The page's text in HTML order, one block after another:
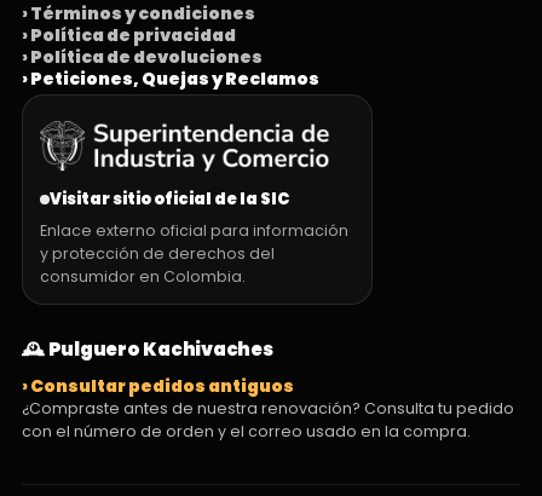
› Términos y condiciones
› Política de privacidad
› Política de devoluciones
› Peticiones, Quejas y Reclamos
Visitar sitio oficial de la SIC
Enlace externo oficial para información
y protección de derechos del
consumidor en Colombia.
🕰️ Pulguero Kachivaches
› Consultar pedidos antiguos
¿Compraste antes de nuestra renovación? Consulta tu pedido
con el número de orden y el correo usado en la compra.